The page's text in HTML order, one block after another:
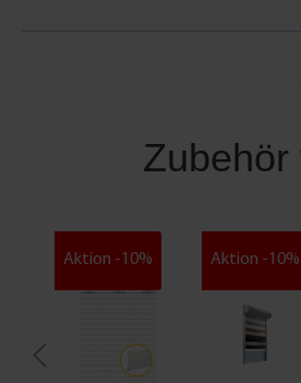
Zubehör
Aktion -10% Aktion -10%